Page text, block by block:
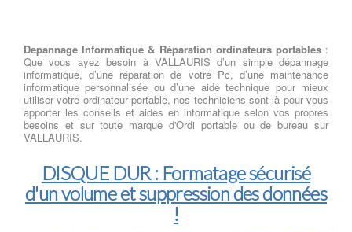
Depannage Informatique & Réparation ordinateurs portables:
Que vous ayez besoin à VALLAURIS d’un simple dépannage
informatique, d’une réparation de votre Pc, d’une maintenance
informatique personnalisée ou d’une aide technique pour mieux
utiliser votre ordinateur portable, nos techniciens sont là pour vous
apporter les conseils et aides en informatique selon vos propres
besoins et sur toute marque d'Ordi portable ou de bureau sur
VALLAURIS.
DISQUE DUR : Formatage sécurisé
d'un volume et suppression des données
!